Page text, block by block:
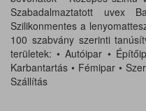
Szabadalmaztatott uvex
Szilikonmentes a
100 szabvány szerinti
területek: • Autóipar •
Karbantartás • Fémipar •
Szállítás